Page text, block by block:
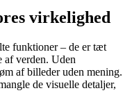
virkelighed
funktioner – de er tæt
af verden. Uden
af billeder uden mening.
de visuelle detaljer,